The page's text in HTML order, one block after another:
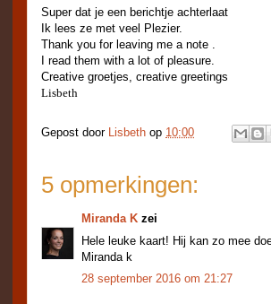
Super dat je een berichtje achterlaat
Ik lees ze met veel Plezier.
Thank you for leaving me a note .
I read them with a lot of pleasure.
Creative groetjes, creative greetings
Lisbeth
Gepost door Lisbeth op 10:00
5 opmerkingen:
Miranda K zei
Hele leuke kaart! Hij kan zo mee
Miranda k
28 september 2016 om 21:27